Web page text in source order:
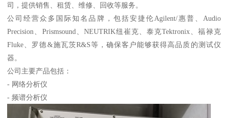
司，提供销售、租赁、维修、回收等服务。
公司经营众多国际知名品牌，包括安捷伦Agilent/惠普、Audio
Precision、Prismsound、NEUTRIK纽崔克、泰克Tektronix、福禄克
Fluke、罗德&施瓦茨R&S等，确保客户能够获得高品质的测试仪
器。
公司主要产品包括：
- 网络分析仪
- 频谱分析仪